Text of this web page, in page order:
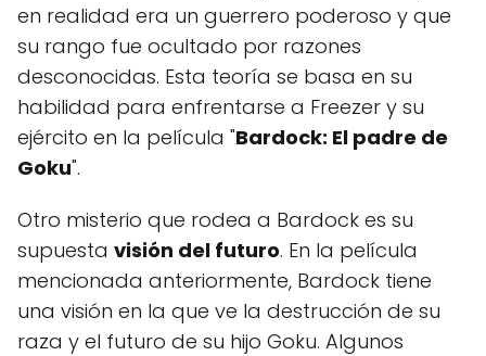
en realidad era un guerrero poderoso y que
su rango fue ocultado por razones
desconocidas. Esta teoría se basa en su
habilidad para enfrentarse a Freezer y su
ejército en la película "Bardock: El padre de
Goku".
Otro misterio que rodea a Bardock es su
supuesta visión del futuro. En la película
mencionada anteriormente, Bardock tiene
una visión en la que ve la destrucción de su
raza y el futuro de su hijo Goku. Algunos